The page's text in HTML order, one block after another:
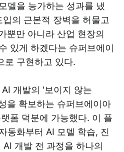
델을 능가하는 성과를 냈
의 근본적 장벽을 허물고
뿐만 아니라 산업 현장의
있게 하겠다는 슈퍼브에이
로 구현하고 있다.
AI 개발의 '보이지 않는
을 확보하는 슈퍼브에이아
폼 덕분에 가능했다. 이 플
동화부터 AI 모델 학습, 진
개발 전 과정을 하나의